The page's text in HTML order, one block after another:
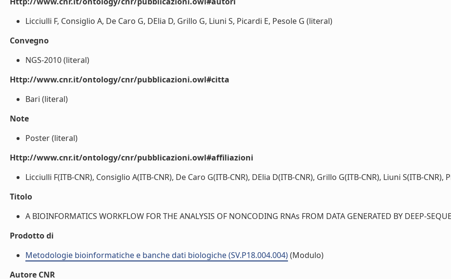
Licciulli F, Consiglio A, De Caro G, DElia D, Grillo G, Liuni S, Picardi E, Pesole G (literal)
Convegno
NGS-2010 (literal)
Http://www.cnr.it/ontology/cnr/pubblicazioni.owl#citta
Bari (literal)
Note
Poster (literal)
Http://www.cnr.it/ontology/cnr/pubblicazioni.owl#affiliazioni
Licciulli F(ITB-CNR), Consiglio A(ITB-CNR), De Caro G(ITB-CNR), DElia D(ITB-CNR), Grillo G(ITB-CNR), Liuni S(ITB-
Titolo
A BIOINFORMATICS WORKFLOW FOR THE ANALYSIS OF NONCODING RNAs FROM DATA GENERATED BY DEEP-
Prodotto di
Metodologie bioinformatiche e banche dati biologiche (SV.P18.004.004)(Modulo)
Autore CNR